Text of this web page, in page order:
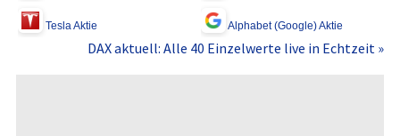
Tesla Aktie Alphabet (Google) Aktie
DAX aktuell: Alle 40 Einzelwerte live in Echtzeit »